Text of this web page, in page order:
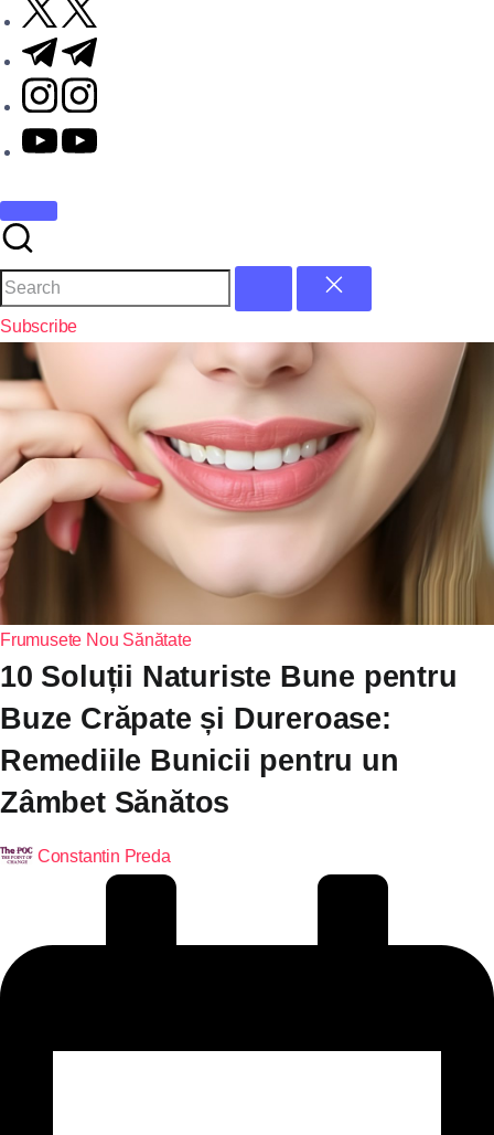
Subscribe
Frumusete Nou Sănătate
10 Soluții Naturiste Bune pentru
Buze Crăpate și Dureroase:
Remediile Bunicii pentru un
Zâmbet Sănătos
Constantin Preda